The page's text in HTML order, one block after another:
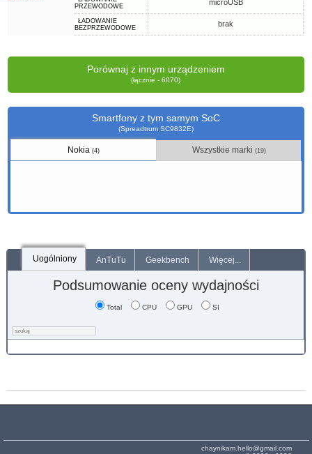
PRZEWODOWE
microUSB
ŁADOWANIE
BEZPRZEWODOWE
brak
Porównaj z innym urządzeniem
(łącznie - 6070)
Smartfony z tym samym SoC
(Spreadtrum SC9832E)
Nokia(4) Wszystkie marki (19)
Uogólniony AnTuTu Geekbench Więcej...
Podsumowanie oceny wydajności
Total CPU GPU SI
chaynikam.hello@gmail.com